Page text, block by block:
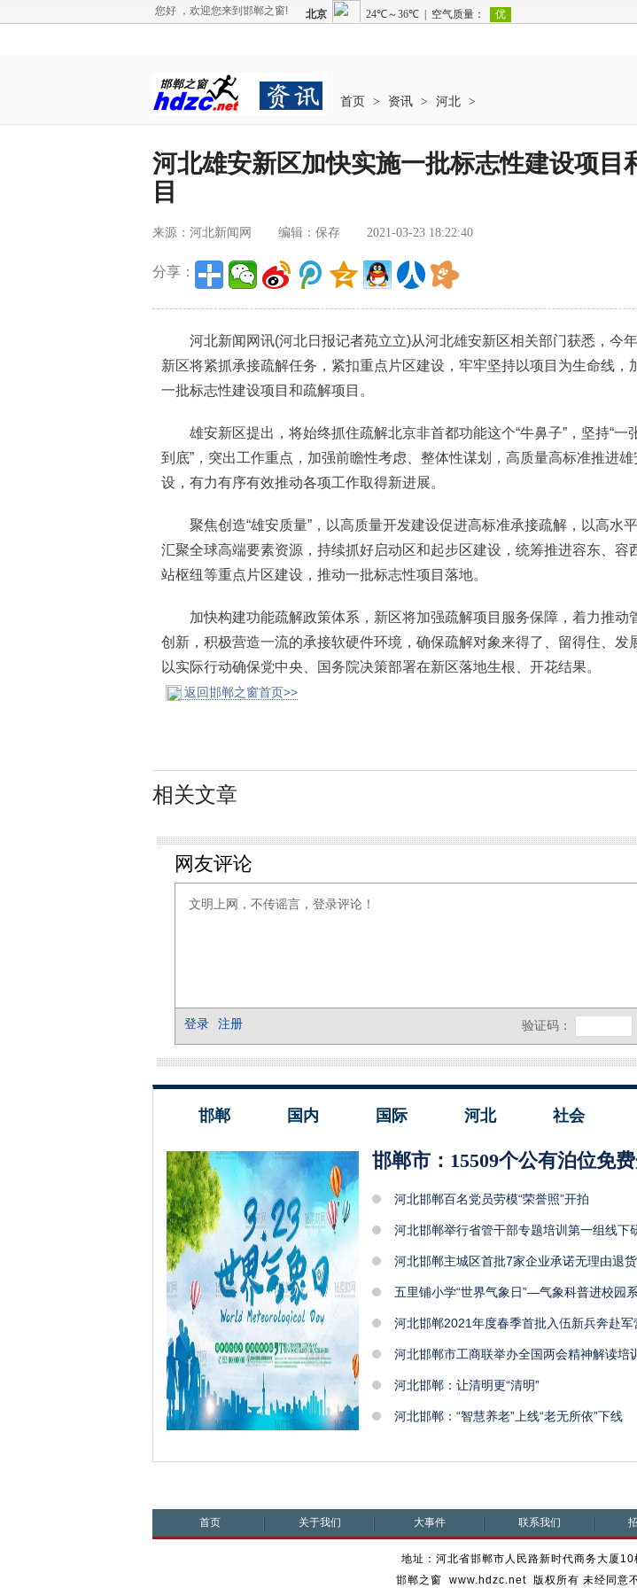
您好 ，欢迎您来到邯郸之窗!
首页 > 资讯 > 河北 >
河北雄安新区加快实施一批标志性建设项目
目
来源：河北新闻网 编辑：保存 2021-03-23 18:22:40
分享：
河北新闻网讯(河北日报记者苑立立)从河北雄安新区相关部门获悉，今
新区将紧抓承接疏解任务，紧扣重点片区建设，牢牢坚持以项目为生命线，
一批标志性建设项目和疏解项目。
雄安新区提出，将始终抓住疏解北京非首都功能这个“牛鼻子”，坚持“一
到底”，突出工作重点，加强前瞻性考虑、整体性谋划，高质量高标准推进雄
设，有力有序有效推动各项工作取得新进展。
聚焦创造“雄安质量”，以高质量开发建设促进高标准承接疏解，以高水
汇聚全球高端要素资源，持续抓好启动区和起步区建设，统筹推进容东、容
站枢纽等重点片区建设，推动一批标志性项目落地。
加快构建功能疏解政策体系，新区将加强疏解项目服务保障，着力推动
创新，积极营造一流的承接软硬件环境，确保疏解对象来得了、留得住、发
以实际行动确保党中央、国务院决策部署在新区落地生根、开花结果。
返回邯郸之窗首页>>
相关文章
邯郸 国内 国际 河北 社会
邯郸市：15509个公有泊位免
河北邯郸百名党员劳模“荣誉照”开拍
河北邯郸举行省管干部专题培训第一组线下
河北邯郸主城区首批7家企业承诺无理由退货
五里铺小学“世界气象日”—气象科普进校园
河北邯郸2021年度春季首批入伍新兵奔赴军
河北邯郸市工商联举办全国两会精神解读培
河北邯郸：让清明更“清明”
河北邯郸：“智慧养老”上线“老无所依”下线
首页 关于我们 大事件 联系我们
地址：河北省邯郸市人民路新时代商务大厦
邯郸之窗 www.hdzc.net 版权所有 未经同意